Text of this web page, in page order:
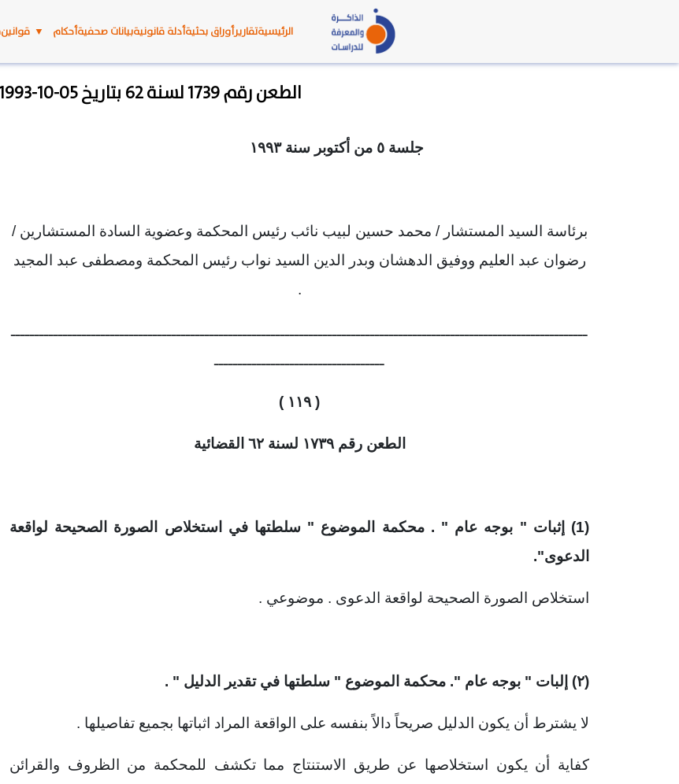
الرئيسيةتقاريرأوراق بحثيةأدلة قانونيةبيانات صحفيةأحكام ▼ قوانين
الطعن رقم 1739 لسنة 62 بتاريخ 05-10-1993
جلسة ٥ من أكتوبر سنة ١٩٩٣
برئاسة السيد المستشار / محمد حسين لبيب نائب رئيس المحكمة وعضوية السادة المستشارين /
رضوان عبد العليم ووفيق الدهشان وبدر الدين السيد نواب رئيس المحكمة ومصطفى عبد المجيد
.
ــــــــــــــــــــــــــــــــــــــــــــــــــــــــــــــــــــــــــــــــــــــــــــــــــــــــــــــــــــــــــ
ــــــــــــــــــــــــــــــــــــ
( ۱۱۹ )
الطعن رقم ١٧٣٩ لسنة ٦٢ القضائية
(1) إثبات " بوجه عام " . محكمة الموضوع " سلطتها في استخلاص الصورة الصحيحة لواقعة
الدعوى".
استخلاص الصورة الصحيحة لواقعة الدعوى . موضوعي .
(۲) إلبات " بوجه عام ". محكمة الموضوع " سلطتها في تقدير الدليل " .
لا يشترط أن يكون الدليل صريحاً دالاً بنفسه على الواقعة المراد اثباتها بجميع تفاصيلها .
كفاية أن يكون استخلاصها عن طريق الاستنتاج مما تكشف للمحكمة من الظروف والقرائن